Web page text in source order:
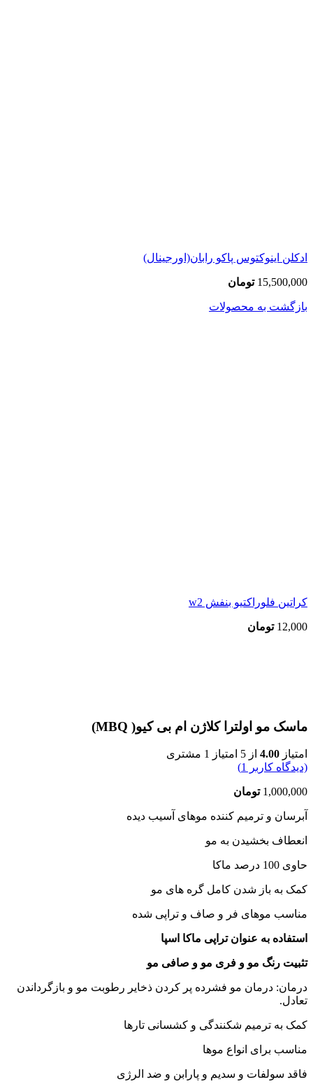
ادکلن اینوکتوس پاکو رابان(اورجینال)
15,500,000 تومان
بازگشت به محصولات
کراتین فلوراکتیو بنفش w2
12,000 تومان
ماسک مو اولترا کلاژن ام بی کیو( MBQ)
امتیاز 4.00 از 5 امتیاز 1 مشتری
(دیدگاه کاربر 1
)
1,000,000 تومان
آبرسان و ترمیم کننده موهای آسیب دیده
انعطاف بخشیدن به مو
حاوی 100 درصد ماکا
کمک به باز شدن کامل گره های مو
مناسب موهای فر و صاف و تراپی شده
استفاده به عنوان تراپی ماکا اسپا
تثبیت رنگ مو و فری مو و صافی مو
درمان: درمان مو فشرده پر کردن ذخایر رطوبت مو و بازگرداندن
تعادل.
کمک به ترمیم شکنندگی و کشسانی تارها
مناسب برای انواع موها
فاقد سولفات و سدیم و پارابن و ضد الرژی